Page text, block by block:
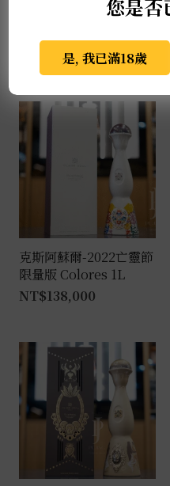
推薦商品
克斯阿蘇爾-2022亡靈節
限量版 Colores 1L
NT$138,000
您是否
是, 我已滿18歲